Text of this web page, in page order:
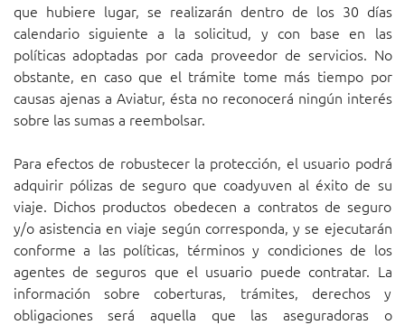
que hubiere lugar, se realizarán dentro de los 30 días
calendario siguiente a la solicitud, y con base en las
políticas adoptadas por cada proveedor de servicios. No
obstante, en caso que el trámite tome más tiempo por
causas ajenas a Aviatur, ésta no reconocerá ningún interés
sobre las sumas a reembolsar.
Para efectos de robustecer la protección, el usuario podrá
adquirir pólizas de seguro que coadyuven al éxito de su
viaje. Dichos productos obedecen a contratos de seguro
y/o asistencia en viaje según corresponda, y se ejecutarán
conforme a las políticas, términos y condiciones de los
agentes de seguros que el usuario puede contratar. La
información sobre coberturas, trámites, derechos y
obligaciones será aquella que las aseguradoras o